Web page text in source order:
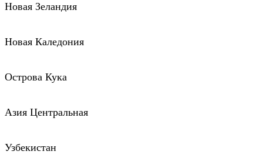
Новая Зеландия
Новая Каледония
Острова Кука
Азия Центральная
Узбекистан